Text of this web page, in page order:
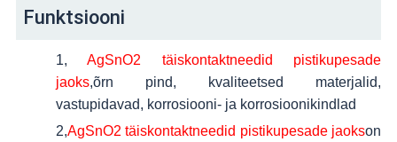
Funktsiooni
1,AgSnO2 täiskontaktneedid pistikupesade
jaoks,õrn pind, kvaliteetsed materjalid,
vastupidavad, korrosiooni- ja korrosioonikindlad
2,AgSnO2 täiskontaktneedid pistikupesade jaokson